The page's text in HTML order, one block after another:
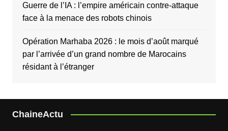
Guerre de l’IA : l’empire américain contre-attaque
face à la menace des robots chinois
Opération Marhaba 2026 : le mois d’août marqué
par l’arrivée d’un grand nombre de Marocains
résidant à l’étranger
ChaineActu